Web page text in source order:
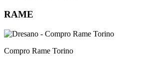
RAME
Compro Rame Torino